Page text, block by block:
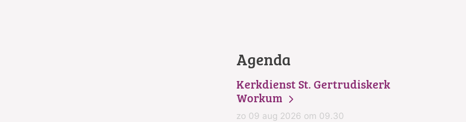
Agenda
Kerkdienst St. Gertrudiskerk
Workum
zo 09 aug 2026 om 09.30